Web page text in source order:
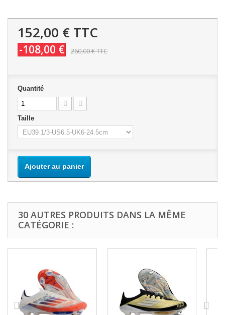
152,00 € TTC
-108,00 € 260,00 €TTC
Quantité
Taille
Ajouter au panier
30 AUTRES PRODUITS DANS LA MÊME
CATÉGORIE :